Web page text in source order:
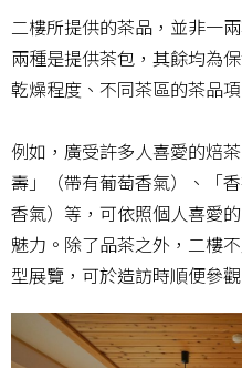
二樓所提供的茶品，並非一
兩種是提供茶包，其餘均為
乾燥程度、不同茶區的茶品
例如，廣受許多人喜愛的焙
壽」（帶有葡萄香氣）、「
香氣）等，可依照個人喜愛
魅力。除了品茶之外，二樓
型展覽，可於造訪時順便參觀